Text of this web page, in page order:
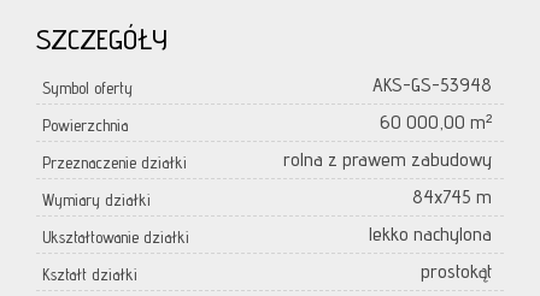
SZCZEGÓŁY
Symbol oferty AKS-GS-53948
Powierzchnia 60 000,00 m²
Przeznaczenie działki rolna z prawem zabudowy
Wymiary działki 84x745 m
Ukształtowanie działki lekko nachylona
Kształt działki prostokąt